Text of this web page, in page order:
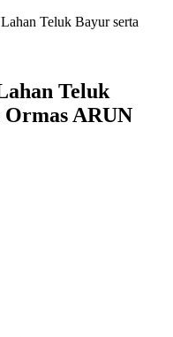
Teluk Bayur serta
Teluk
ARUN